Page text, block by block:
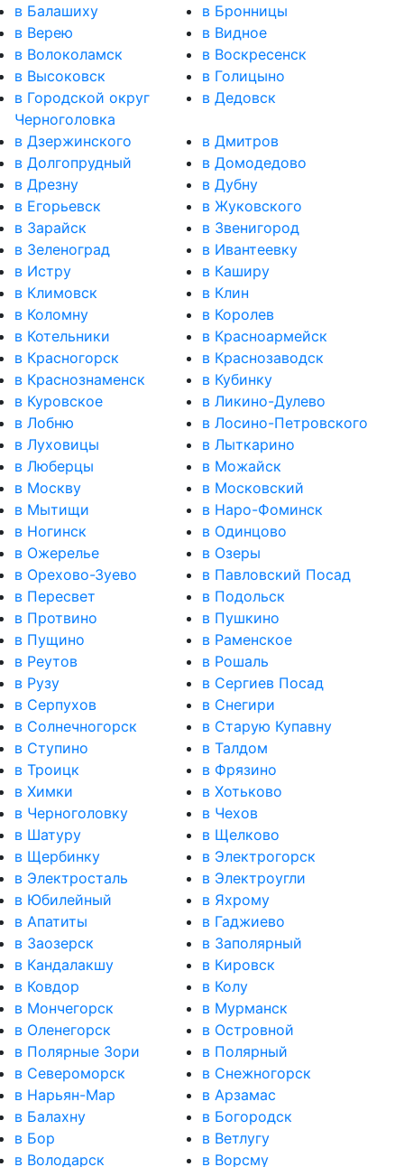
в Балашиху
в Бронницы
в Верею
в Видное
в Волоколамск
в Воскресенск
в Высоковск
в Голицыно
в Городской округ
Черноголовка
в Дедовск
в Дзержинского
в Дмитров
в Долгопрудный
в Домодедово
в Дрезну
в Дубну
в Егорьевск
в Жуковского
в Зарайск
в Звенигород
в Зеленоград
в Ивантеевку
в Истру
в Каширу
в Климовск
в Клин
в Коломну
в Королев
в Котельники
в Красноармейск
в Красногорск
в Краснозаводск
в Краснознаменск
в Кубинку
в Куровское
в Ликино-Дулево
в Лобню
в Лосино-Петровского
в Луховицы
в Лыткарино
в Люберцы
в Можайск
в Москву
в Московский
в Мытищи
в Наро-Фоминск
в Ногинск
в Одинцово
в Ожерелье
в Озеры
в Орехово-Зуево
в Павловский Посад
в Пересвет
в Подольск
в Протвино
в Пушкино
в Пущино
в Раменское
в Реутов
в Рошаль
в Рузу
в Сергиев Посад
в Серпухов
в Снегири
в Солнечногорск
в Старую Купавну
в Ступино
в Талдом
в Троицк
в Фрязино
в Химки
в Хотьково
в Черноголовку
в Чехов
в Шатуру
в Щелково
в Щербинку
в Электрогорск
в Электросталь
в Электроугли
в Юбилейный
в Яхрому
в Апатиты
в Гаджиево
в Заозерск
в Заполярный
в Кандалакшу
в Кировск
в Ковдор
в Колу
в Мончегорск
в Мурманск
в Оленегорск
в Островной
в Полярные Зори
в Полярный
в Североморск
в Снежногорск
в Нарьян-Мар
в Арзамас
в Балахну
в Богородск
в Бор
в Ветлугу
в Володарск
в Ворсму